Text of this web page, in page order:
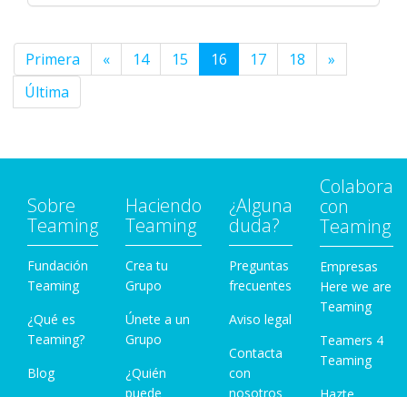
Primera « 14 15 16 17 18
»
Última
Sobre
Teaming
Fundación
Teaming
¿Qué es
Teaming?
Blog
Haciendo
Teaming
Crea tu
Grupo
Únete a un
Grupo
¿Quién
puede
¿Alguna
duda?
Preguntas
frecuentes
Aviso legal
Contacta
con
nosotros
Colabora
con
Teaming
Empresas
Here we are
Teaming
Teamers 4
Teaming
Hazte